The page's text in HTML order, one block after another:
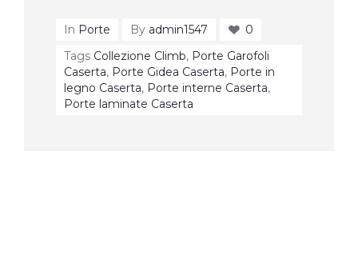
In Porte By admin1547
0
Tags Collezione Climb, Porte Garofoli
Caserta, Porte Gidea Caserta, Porte in
legno Caserta, Porte interne Caserta,
Porte laminate Caserta